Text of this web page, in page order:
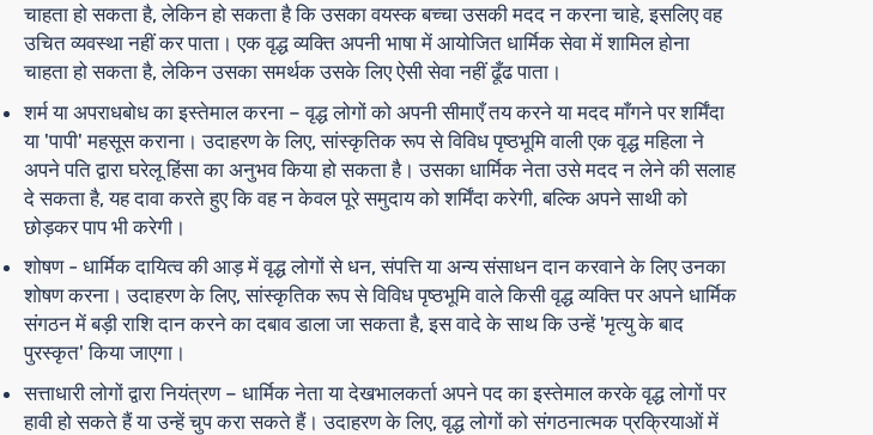
चाहता हो सकता है, लेकिन हो सकता है कि उसका वयस्क बच्चा उसकी मदद न करना चाहे, इसलिए वह
उचित व्यवस्था नहीं कर पाता। एक वृद्ध व्यक्ति अपनी भाषा में आयोजित धार्मिक सेवा में शामिल होना
चाहता हो सकता है, लेकिन उसका समर्थक उसके लिए ऐसी सेवा नहीं ढूँढ पाता।
शर्म या अपराधबोध का इस्तेमाल करना– वृद्ध लोगों को अपनी सीमाएँ तय करने या मदद माँगने पर शर्मिंदा
या 'पापी' महसूस कराना। उदाहरण के लिए, सांस्कृतिक रूप से विविध पृष्ठभूमि वाली एक वृद्ध महिला ने
अपने पति द्वारा घरेलू हिंसा का अनुभव किया हो सकता है। उसका धार्मिक नेता उसे मदद न लेने की सलाह
दे सकता है, यह दावा करते हुए कि वह न केवल पूरे समुदाय को शर्मिंदा करेगी, बल्कि अपने साथी को
छोड़कर पाप भी करेगी।
शोषण- धार्मिक दायित्व की आड़ में वृद्ध लोगों से धन, संपत्ति या अन्य संसाधन दान करवाने के लिए उनका
शोषण करना। उदाहरण के लिए, सांस्कृतिक रूप से विविध पृष्ठभूमि वाले किसी वृद्ध व्यक्ति पर अपने धार्मिक
संगठन में बड़ी राशि दान करने का दबाव डाला जा सकता है, इस वादे के साथ कि उन्हें 'मृत्यु के बाद
पुरस्कृत' किया जाएगा।
सत्ताधारी लोगों द्वारा नियंत्रण– धार्मिक नेता या देखभालकर्ता अपने पद का इस्तेमाल करके वृद्ध लोगों पर
हावी हो सकते हैं या उन्हें चुप करा सकते हैं। उदाहरण के लिए, वृद्ध लोगों को संगठनात्मक प्रक्रियाओं में